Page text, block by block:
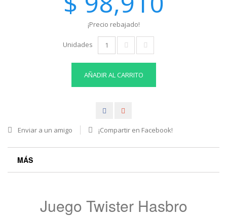
¡Precio rebajado!
Unidades
AÑADIR AL CARRITO
Enviar a un amigo ¡Compartir en Facebook!
MÁS
Juego Twister Hasbro